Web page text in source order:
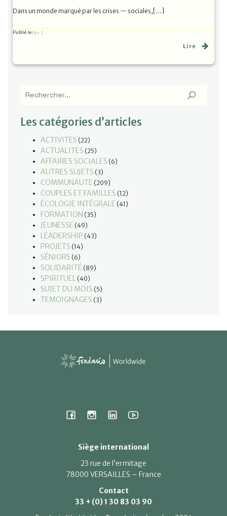
Dans un monde marqué par les crises — sociales,[…]
Publié leFév 2
Lire
Les catégories d’articles
ACTIVITES (22)
ACTUALITES (25)
AFFAIRES SOCIALES (6)
AUTRES SUJETS (3)
COMMUNAUTE (209)
COUPLES ET FAMILLES (12)
ÉCOLOGIE INTÉGRALE (41)
FORMATION (35)
JEUNESSE (49)
LEADERSHIP (43)
PROJETS (14)
SÉNIORS (6)
SOLIDARITÉ (89)
SPIRITUEL (40)
SUJET DU MOIS (5)
TEMOIGNAGES (3)
Siège international
23 rue de l’ermitage
78000 VERSAILLES – France
Contact
33 + (0) 1 30 83 03 90